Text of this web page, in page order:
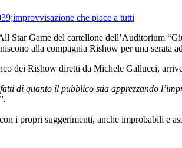
Star Game del cartellone dell’Auditorium
alla compagnia Rishow per una serata
dei Rishow diretti da Michele Gallucci,
di quanto il pubblico stia apprezzando
i propri suggerimenti, anche improbabili e